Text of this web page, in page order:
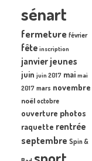
sénart
fermeture février
fête inscription
janvier jeunes
juin juin 2017 mai mai
2017 mars novembre
noël octobre
ouverture photos
raquette rentrée
septembre Spin &